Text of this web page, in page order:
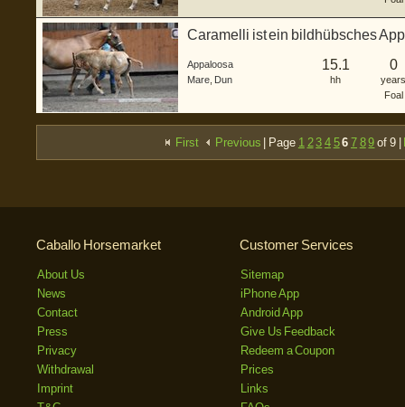
Caramelli ist ein bildhübsches
Appaloosa
Mare Dun
15.1
hh
0
years
Foal
First Previous | Page 1 23 4 56 7 89 of 9 |
Caballo Horsemarket
About Us
News
Contact
Press
Privacy
Withdrawal
Imprint
Customer Services
Sitemap
iPhone App
Android App
Give Us Feedback
Redeem a Coupon
Prices
Links